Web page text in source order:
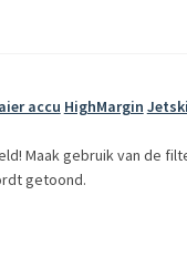
accu HighMargin
Maak gebruik van de
getoond.